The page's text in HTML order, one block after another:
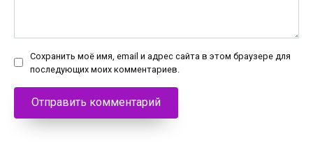
Сохранить моё имя, email и адрес сайта в этом браузере для
последующих моих комментариев.